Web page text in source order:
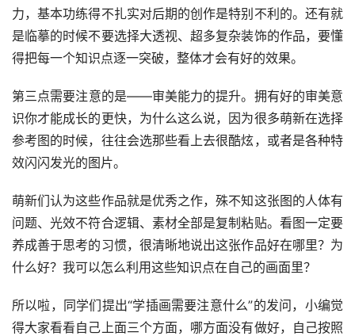
力，基本功练得不扎实对后期的创作是特别不利的。还有就
是临摹的时候不要选择大透视、超多复杂装饰的作品，要懂
得把每一个知识点逐一突破，整体才会有好的效果。
第三点需要注意的是——审美能力的提升。拥有好的审美意
识你才能成长的更快，为什么这么说，因为很多萌新在选择
参考图的时候，往往会选那些看上去很酷炫，或者是各种特
效闪闪发光的图片。
萌新们认为这些作品就是优秀之作，殊不知这张图的人体有
问题、光效不符合逻辑、素材全部是复制粘贴。看图一定要
养成善于思考的习惯，很清晰地说出这张作品好在哪里？为
什么好？我可以怎么利用这些知识点在自己的画面里？
所以啦，同学们提出“学插画需要注意什么”的发问，小编觉
得大家看看自己上面三个方面，哪方面没有做好，自己按照